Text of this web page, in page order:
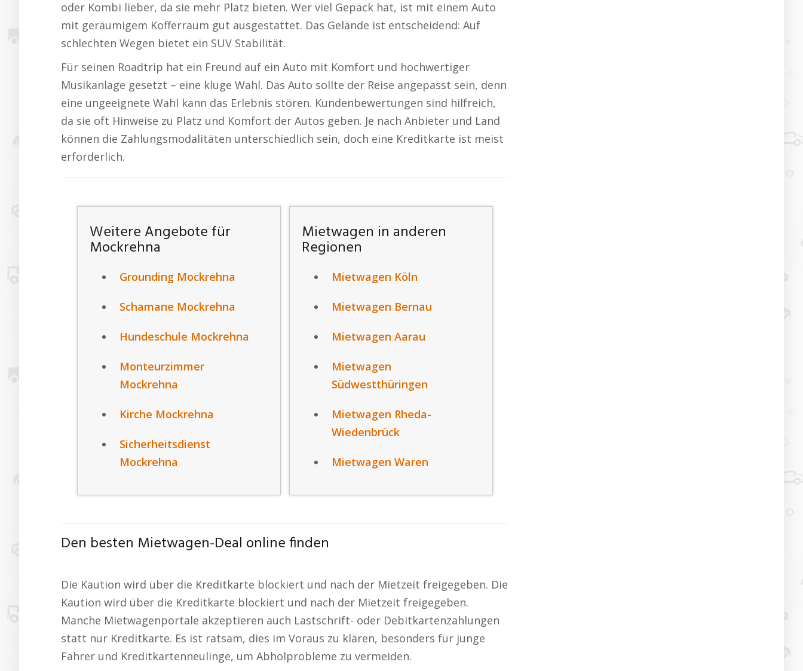
oder Kombi lieber, da sie mehr Platz bieten. Wer viel Gepäck hat, ist mit einem Auto
mit geräumigem Kofferraum gut ausgestattet. Das Gelände ist entscheidend: Auf
schlechten Wegen bietet ein SUV Stabilität.
Für seinen Roadtrip hat ein Freund auf ein Auto mit Komfort und hochwertiger
Musikanlage gesetzt – eine kluge Wahl. Das Auto sollte der Reise angepasst sein, denn
eine ungeeignete Wahl kann das Erlebnis stören. Kundenbewertungen sind hilfreich,
da sie oft Hinweise zu Platz und Komfort der Autos geben. Je nach Anbieter und Land
können die Zahlungsmodalitäten unterschiedlich sein, doch eine Kreditkarte ist meist
erforderlich.
Weitere Angebote für
Mockrehna
Grounding Mockrehna
Schamane Mockrehna
Hundeschule Mockrehna
Monteurzimmer
Mockrehna
Kirche Mockrehna
Sicherheitsdienst
Mockrehna
Mietwagen in anderen
Regionen
Mietwagen Köln
Mietwagen Bernau
Mietwagen Aarau
Mietwagen
Südwestthüringen
Mietwagen Rheda-
Wiedenbrück
Mietwagen Waren
Den besten Mietwagen-Deal online finden
Die Kaution wird über die Kreditkarte blockiert und nach der Mietzeit freigegeben. Die
Kaution wird über die Kreditkarte blockiert und nach der Mietzeit freigegeben.
Manche Mietwagenportale akzeptieren auch Lastschrift- oder Debitkartenzahlungen
statt nur Kreditkarte. Es ist ratsam, dies im Voraus zu klären, besonders für junge
Fahrer und Kreditkartenneulinge, um Abholprobleme zu vermeiden.